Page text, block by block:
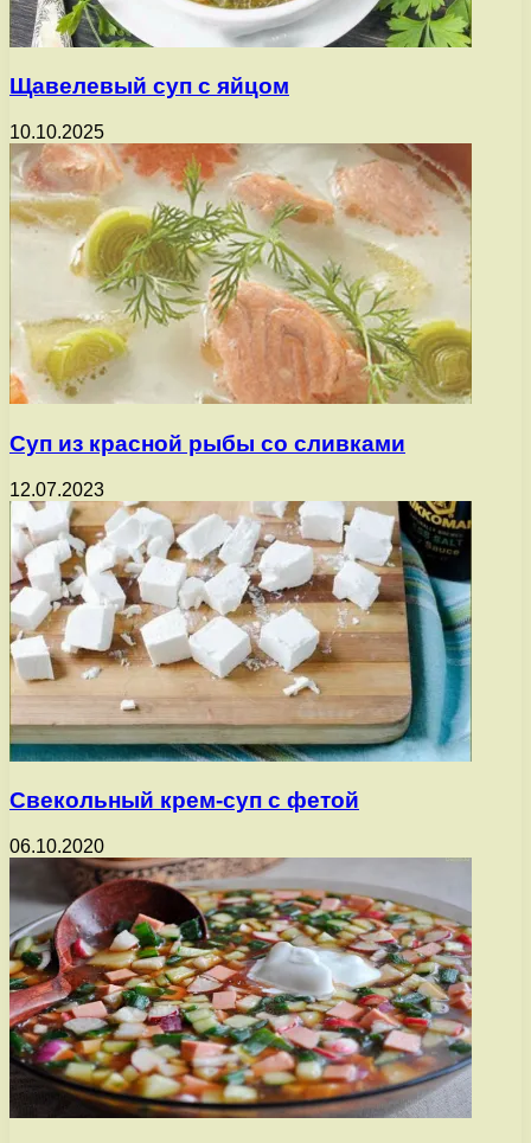
Щавелевый суп с яйцом
10.10.2025
Суп из красной рыбы со сливками
12.07.2023
Свекольный крем-суп с фетой
06.10.2020